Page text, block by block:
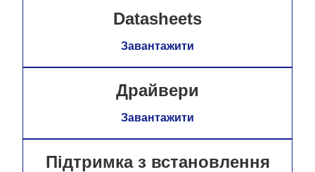
Datasheets
Завантажити
Драйвери
Завантажити
Підтримка з встановлення